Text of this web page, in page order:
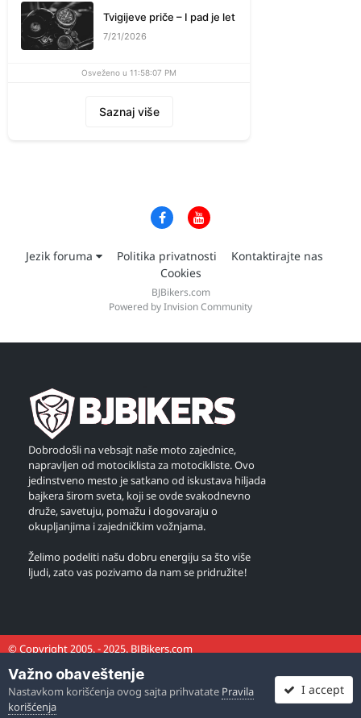
Tvigijeve priče – I pad je let
7/21/2026
Osveženo u 11:58:07 PM
Saznaj više
Jezik foruma Politika privatnosti
Kontaktirajte nas
Cookies
BJBikers.com
Powered by Invision Community
Dobrodošli na vebsajt naše moto zajednice,
napravljen od motociklista za motocikliste. Ovo
jedinstveno mesto je satkano od iskustava hiljada
bajkera širom sveta, koji se ovde svakodnevno
druže, savetuju, pomažu i dogovaraju o
okupljanjima i zajedničkim vožnjama.
Želimo podeliti našu dobru energiju sa što više
ljudi, zato vas pozivamo da nam se pridružite!
© Copyright 2005. - 2025. BJBikers.com
Važno obaveštenje
Nastavkom korišćenja ovog sajta prihvatate Pravila
korišćenja
I accept